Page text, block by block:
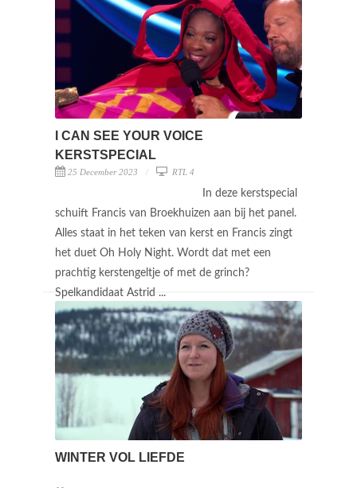
I CAN SEE YOUR VOICE
KERSTSPECIAL
25 December 2023 RTL 4
In deze kerstspecial
schuift Francis van Broekhuizen aan bij het panel.
Alles staat in het teken van kerst en Francis zingt
het duet Oh Holy Night. Wordt dat met een
prachtig kerstengeltje of met de grinch?
Spelkandidaat Astrid ...
WINTER VOL LIEFDE